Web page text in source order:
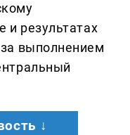
и результатах
выполнением
↓